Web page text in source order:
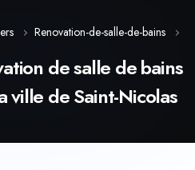
Renovation-de-salle-de-bains
de salle de bains
ville de Saint-Nicolas